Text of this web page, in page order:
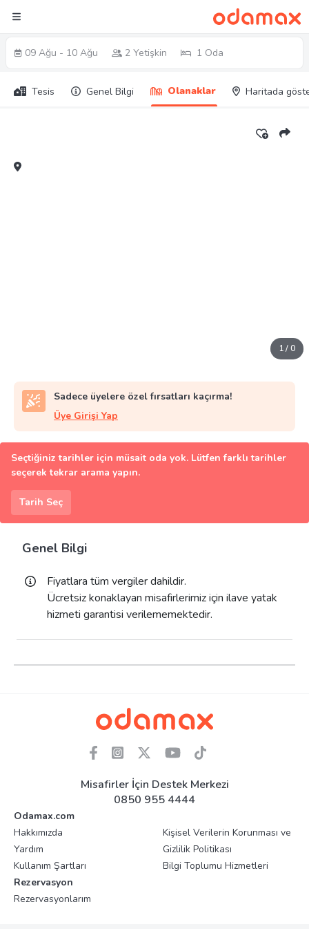
09 Ağu - 10 Ağu 2 Yetişkin 1 Oda
Tesis Genel Bilgi Olanaklar Haritada
1/0
Sadece üyelere özel fırsatları kaçırma!
Üye Girişi Yap
Seçtiğiniz tarihler için müsait oda yok. Lütfen farklı tarihler
seçerek tekrar arama yapın.
Tarih Seç
Genel Bilgi
Fiyatlara tüm vergiler dahildir.
Ücretsiz konaklayan misafirlerimiz için ilave yatak
hizmeti garantisi verilememektedir.
Misafirler İçin Destek Merkezi
0850 955 4444
Odamax.com
Hakkımızda
Yardım
Kullanım Şartları
Kişisel Verilerin Korunması ve
Gizlilik Politikası
Bilgi Toplumu Hizmetleri
Rezervasyon
Rezervasyonlarım